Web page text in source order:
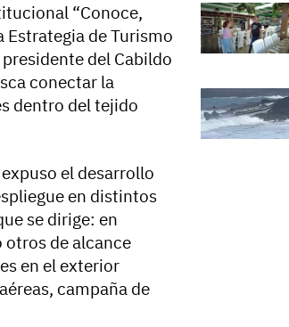
“Conoce,
Estrategia de Turismo
del Cabildo
conectar la
dentro del tejido
el desarrollo
en distintos
se dirige: en
otros de alcance
en el exterior
campaña de